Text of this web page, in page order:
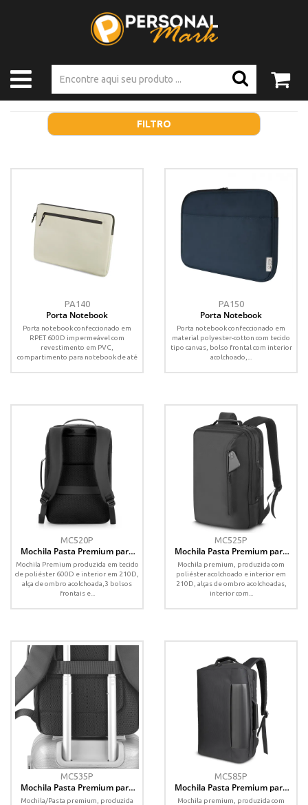
FILTRO
PA140
Porta Notebook
Porta notebook confeccionado em
RPET 600D impermeável com
revestimento em PVC,
compartimento para notebook de até
PA150
Porta Notebook
Porta notebook confeccionado em
material polyester-cotton com tecido
tipo canvas, bolso frontal com interior
acolchoado,...
MC520P
Mochila Pasta Premium para
Notebook em Poliéster 600D
Mochila Premium produzida em tecido
de poliéster 600D e interior em 210D,
alça de ombro acolchoada,3 bolsos
frontais e...
MC525P
Mochila Pasta Premium para
notebook em Poliéster 600D
Mochila premium, produzida com
poliéster acolchoado e interior em
210D, alças de ombro acolchoadas,
interior com...
MC535P
Mochila Pasta Premium para
notebook em Poliéster 600D
Mochila/Pasta premium, produzida
MC585P
Mochila Pasta Premium para
notebook em Poliéster 600D
Mochila premium, produzida com